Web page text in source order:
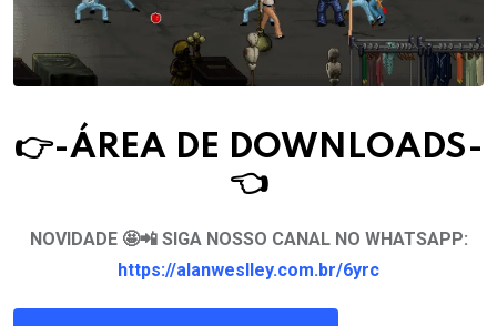
👉-ÁREA DE DOWNLOADS-
👈
NOVIDADE 🤩📲 SIGA NOSSO CANAL NO WHATSAPP:
https://alanweslley.com.br/6yrc